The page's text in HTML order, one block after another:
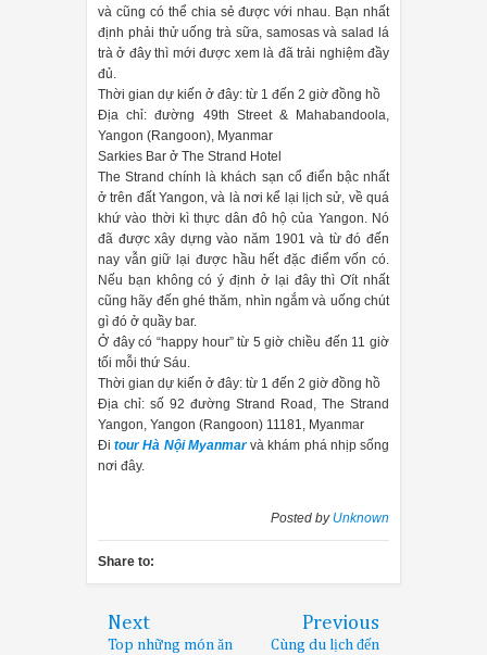
và cũng có thể chia sẻ được với nhau. Bạn nhất
định phải thử uống trà sữa, samosas và salad lá
trà ở đây thì mới được xem là đã trải nghiệm đầy
đủ.
Thời gian dự kiến ở đây: từ 1 đến 2 giờ đồng hồ
Địa chỉ: đường 49th Street & Mahabandoola,
Yangon (Rangoon), Myanmar
Sarkies Bar ở The Strand Hotel
The Strand chính là khách sạn cổ điển bậc nhất
ở trên đất Yangon, và là nơi kể lại lịch sử, về quá
khứ vào thời kì thực dân đô hộ của Yangon. Nó
đã được xây dựng vào năm 1901 và từ đó đến
nay vẫn giữ lại được hầu hết đặc điểm vốn có.
Nếu bạn không có ý định ở lại đây thì Ơít nhất
cũng hãy đến ghé thăm, nhìn ngắm và uống chút
gì đó ở quầy bar.
Ở đây có “happy hour” từ 5 giờ chiều đến 11 giờ
tối mỗi thứ Sáu.
Thời gian dự kiến ở đây: từ 1 đến 2 giờ đồng hồ
Địa chỉ: số 92 đường Strand Road, The Strand
Yangon, Yangon (Rangoon) 11181, Myanmar
Đitour Hà Nội Myanmar và khám phá nhịp sống
nơi đây.
Posted by Unknown
Share to:
Next
Top những món ăn
Previous
Cùng du lịch đến